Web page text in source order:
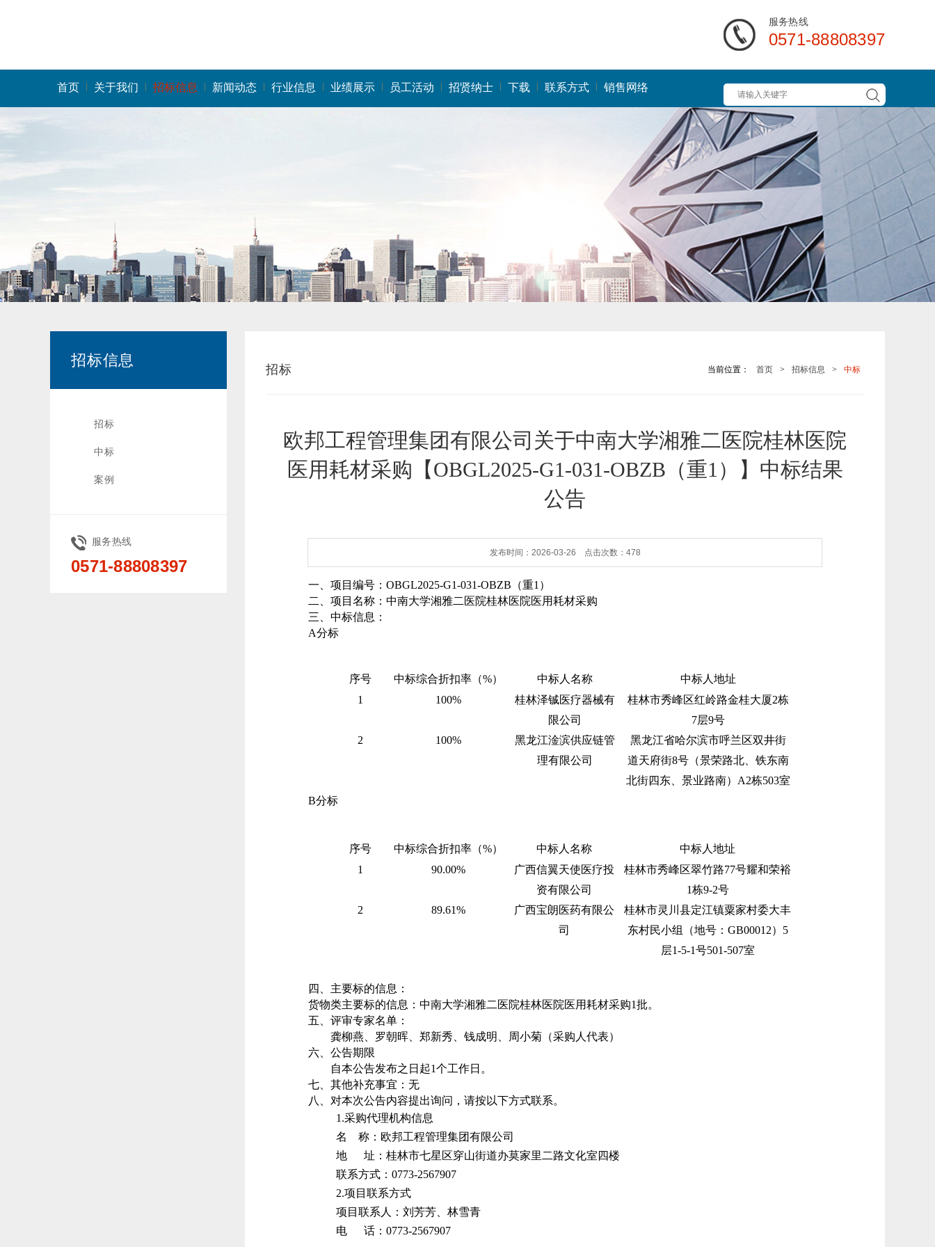
服务热线
0571-88808397
首页 关于我们 招标信息 新闻动态 行业信息 业绩展示 员工活动 招贤纳士 下载 联系方式 销售网络
招标信息
招标
中标
案例
服务热线
0571-88808397
招标 当前位置： 首页 > 招标信息 > 中标
欧邦工程管理集团有限公司关于中南大学湘雅二医院桂林医院
医用耗材采购【OBGL2025-G1-031-OBZB（重1）】中标结果
公告
发布时间：2026-03-26 点击次数：478
一、 项目编号： OBGL2025-G1-031-OBZB（重1 ）
二、项目名称： 中南大学湘雅二医院桂林医院医用耗材采购
三、中标信息：
A分标
序号 中标综合折扣率（%） 中标人名称 中标人 地址
1
100%
桂林泽铖医疗器械有
限公司
桂林市秀峰区红岭路金桂大厦2栋
7层9号
2
100%
黑龙江淦滨供应链管
理有限公司
黑龙江省哈尔滨市呼兰区双井街
道天府街8号（景荣路北、铁东南
北街四东、景业路南）A2栋503室
B分标
序号 中标综合折扣率（%） 中标人名称
中标人地址
1
90.00%
广西信翼天使医疗投
资有限公司
桂林市秀峰区翠竹路77号耀和荣裕
1栋9-2号
2
89.61%
广西宝朗医药有限公
司
桂林市灵川县定江镇粟家村委大丰
东村民小组（地号： GB00012）5
层1-5-1号501-507室
四、主要标的信息：
货物类主要标的信息： 中南大学湘雅二医院桂林医院医用耗材采购1批。
五、 评审专家名单：
龚柳燕、罗朝晖、郑新秀、钱成明
周小菊 （采购人代表）
六 、公告期限
自本公告发布之日起1个工作日。
七
其他补充事宜 ：无
八
、对本次公告内容提出询问，请按以下方式联系。
1.采购代理机构信息
名
称： 欧邦工程管理集团有限公司
地
址： 桂林市七星区穿山街道办莫家里二路文化室四楼
联系方式： 0773-2567907
2.项目 联系方式
项目联系人
：刘芳芳、林雪青
电
话： 0773-2567907